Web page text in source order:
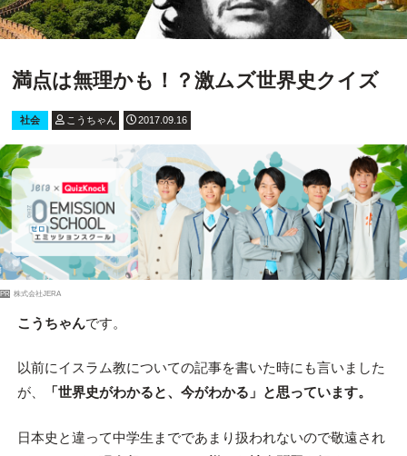
満点は無理かも！？激ムズ世界史クイズ
社会 こうちゃん 2017.09.16
PR 株式会社JERA
こうちゃんです。
以前にイスラム教についての記事を書いた時にも言いました
が、
「世界史がわかると、今がわかる」と思っています。
日本史と違って中学生までであまり扱われないので敬遠され